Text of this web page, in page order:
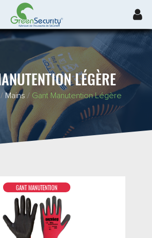
LÉGÈRE
/ Mains / Gant Manutention Légère
DÉTAIL
GANT MANUTENTION